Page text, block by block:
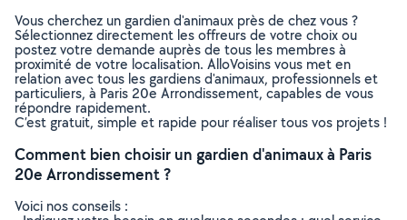
Vous cherchez un gardien d'animaux près de chez vous ?
Sélectionnez directement les offreurs de votre choix ou
postez votre demande auprès de tous les membres à
proximité de votre localisation. AlloVoisins vous met en
relation avec tous les gardiens d'animaux, professionnels et
particuliers, à Paris 20e Arrondissement, capables de vous
répondre rapidement.
C’est gratuit, simple et rapide pour réaliser tous vos projets !
Comment bien choisir un gardien d'animaux à Paris
20e Arrondissement ?
Voici nos conseils :